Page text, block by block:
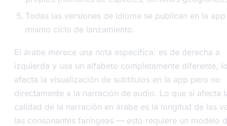
Todas las versiones de idioma se publican en la
mismo ciclo de lanzamiento.
El árabe merece una nota específica: es de derecha a
izquierda y usa un alfabeto completamente diferente,
afecta la visualización de subtítulos en la app pero no
directamente a la narración de audio. Lo que sí afecta
calidad de la narración en árabe es la longitud de las
las consonantes faríngeas — esto requiere un modelo